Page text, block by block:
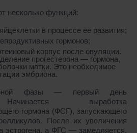
несколько функций:
в процессе ее развития;
гормонов;
корпус после овуляции.
прогестерона ― гормона,
матки. Это необходимое
эмбриона.
фазы ― первый день
выработка
гормона (ФСГ), запускающего
После их увеличения
эстрогена, а ФГС ― замедляется.